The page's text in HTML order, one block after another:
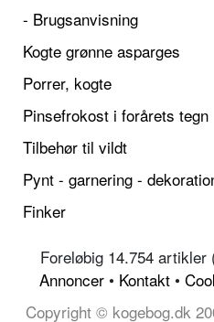
- Brugsanvisning
Kogte grønne asparges
Porrer, kogte
Pinsefrokost i forårets tegn
Tilbehør til vildt
Pynt - garnering -
Finker
Foreløbig 14.754 artikler
Annoncer • Kontakt •
Copyright © kogebog.dk